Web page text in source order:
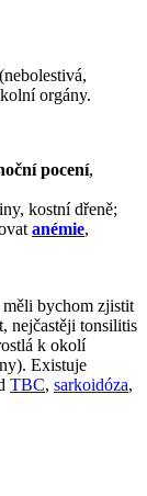
(nebolestivá,
orgány.
pocení,
kostní dřeně;
anémie,
měli bychom zjistit
nejčastěji tonsilitis
k okolí
Existuje
TBC, sarkoidóza,